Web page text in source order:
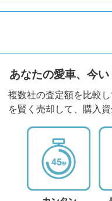
あなたの愛車、今い
複数社の査定額を比較
を賢く売却して、購入